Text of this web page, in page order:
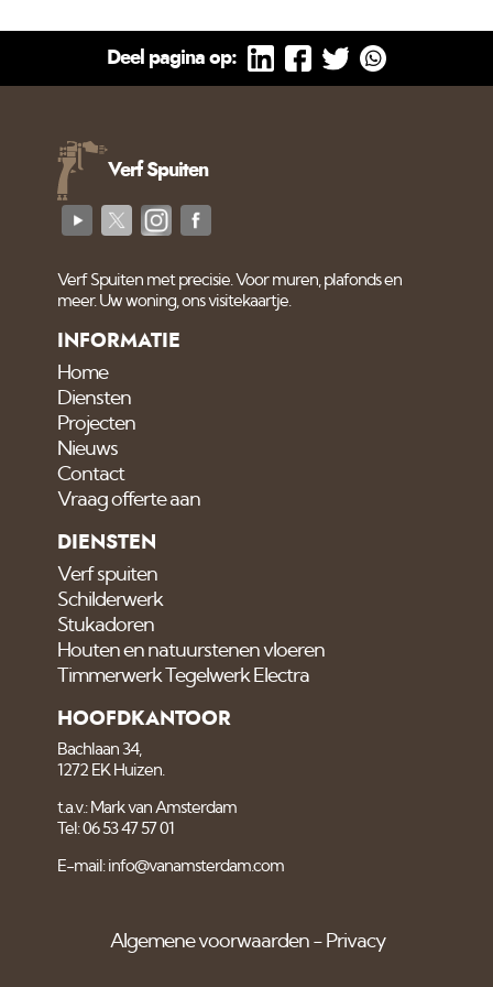
Deel pagina op:
Verf Spuiten
Verf Spuiten met precisie. Voor muren, plafonds en
meer. Uw woning, ons visitekaartje.
INFORMATIE
Home
Diensten
Projecten
Nieuws
Contact
Vraag offerte aan
DIENSTEN
Verf spuiten
Schilderwerk
Stukadoren
Houten en natuurstenen vloeren
Timmerwerk Tegelwerk Electra
HOOFDKANTOOR
Bachlaan 34,
1272 EK Huizen.
t.a.v.: Mark van Amsterdam
Tel: 06 53 47 57 01
E-mail: info@vanamsterdam.com
Algemene voorwaarden Privacy